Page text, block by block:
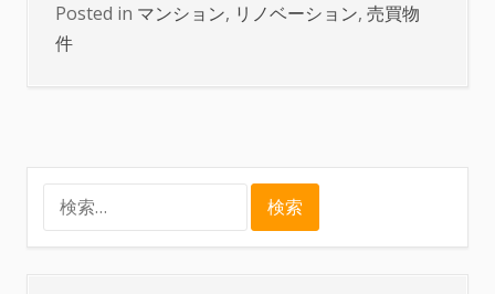
Posted in マンション, リノベーション, 売買物
件